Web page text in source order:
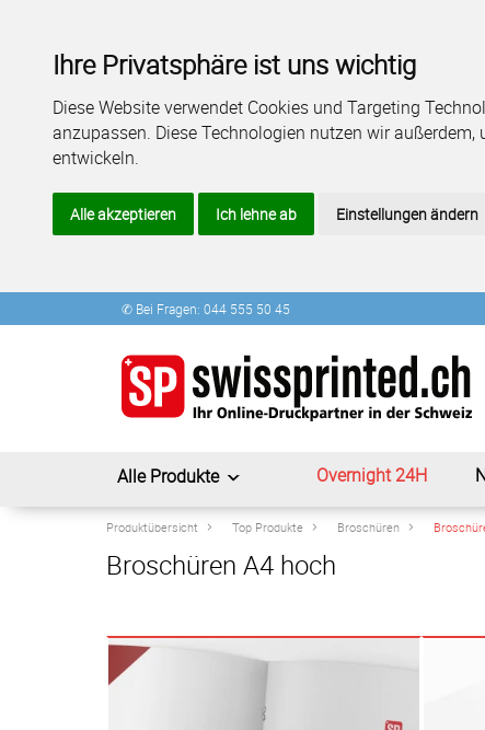
Ihre Privatsphäre ist uns wichtig
Diese Website verwendet Cookies und Targeting
anzupassen. Diese Technologien nutzen wir
entwickeln.
Alle akzeptieren Ich lehne ab Einstellungen ändern
✆ Bei Fragen: 044 555 50 45
Alle Produkte Overnight 24H
Produktübersicht Top Produkte Broschüren
Broschüren A4 hoch